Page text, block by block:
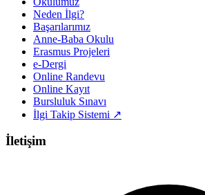
Neden İlgi?
Başarılarımız
Anne-Baba Okulu
Erasmus Projeleri
e-Dergi
Online Randevu
Online Kayıt
Bursluluk Sınavı
İlgi Takip Sistemi ↗
İletişim